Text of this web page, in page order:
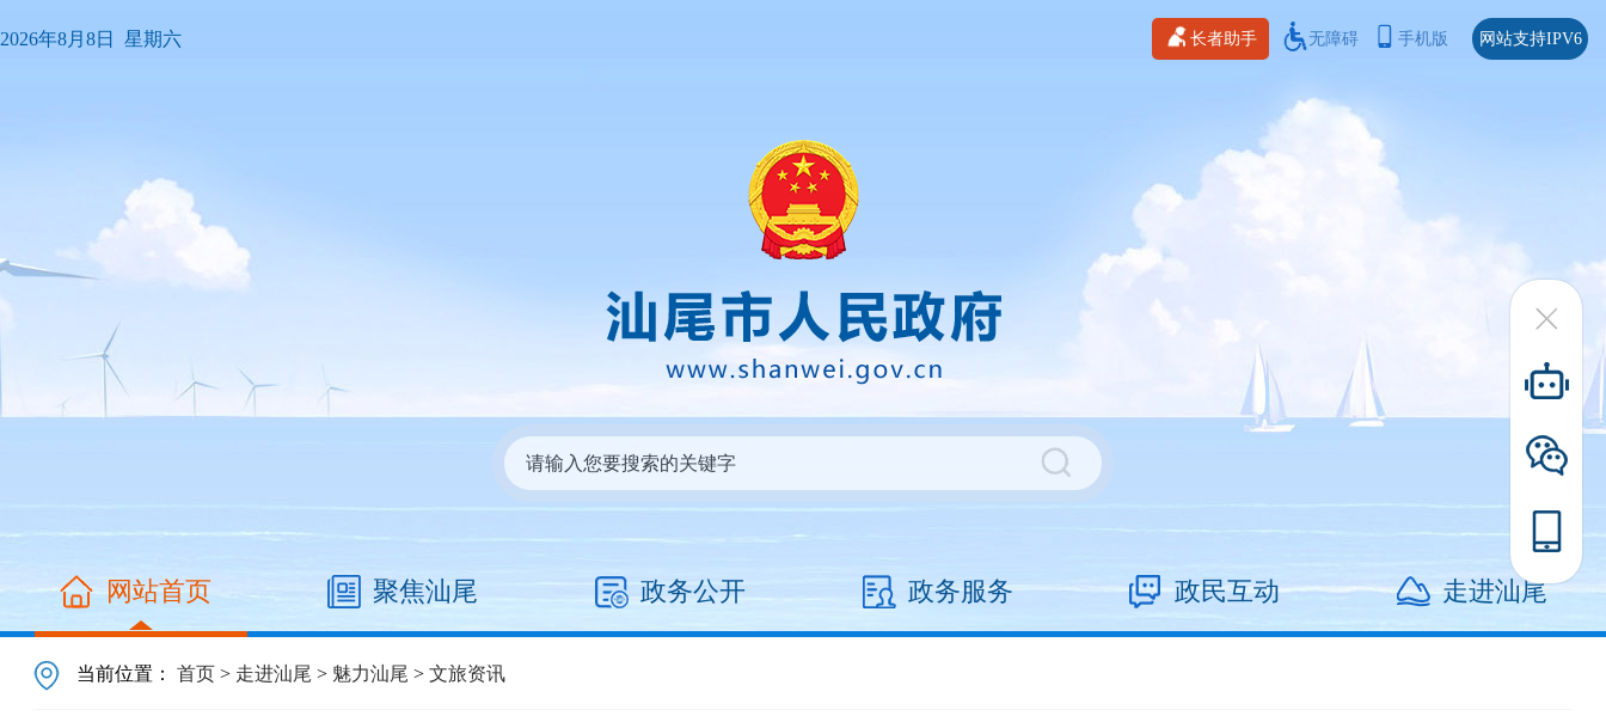
2026年8月8日 星期六 长者助手 无障碍 手机版 网站支持IPV6
网站首页 聚焦汕尾 政务公开 政务服务 政民互动 走进汕尾
当前位置：首页 > 走进汕尾 > 魅力汕尾 >文旅资讯